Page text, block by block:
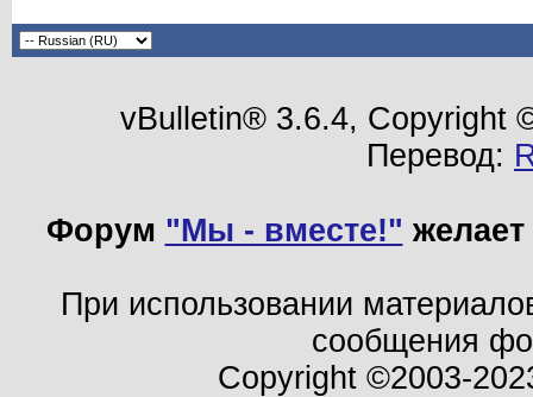
vBulletin® 3.6.4, Copyright
Перевод:
Форум "Мы - вместе!"
При использовании
сообщения
Copyright ©2003-